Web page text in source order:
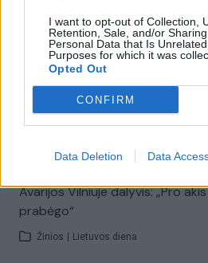
I want to opt-out of Collection,
Retention, Sale, and/or
Personal Data that Is
Purposes for which it was
Opted Out
CONFIRM
Data Deletion Data
Žinios | Auto
Užfiksuotas momentas prieš
gatvės nelaimę
Avarijos Vilniuje dalyvis: „Pro
prabėgo“
Žinios Lietuvos diena